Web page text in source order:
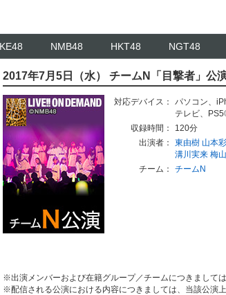
NMB48 HKT48 NGT48
2017年7月5日（水） チームN「目撃者」公
対応デバイス： パソコン、
テレビ、
収録時間：
120分
出演者：
東由樹 山本
溝川実来 梅
チーム：
チームN
※出演メンバーおよび在籍グループ／チームにつきまして
※配信される公演における内容につきましては、当該公演